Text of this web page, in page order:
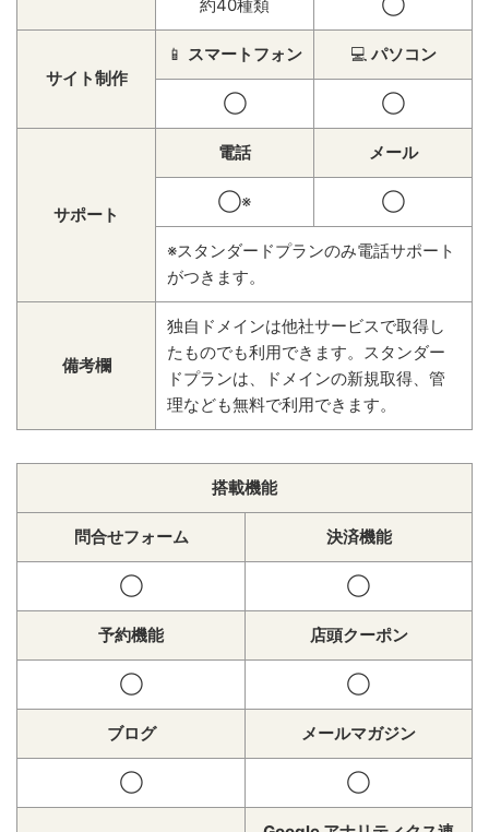
約40種類 ◯
サイト制作
📱 スマートフォン 💻 パソコン
◯ ◯
サポート
電話 メール
◯※ ◯
※スタンダードプランのみ電話サポート
がつきます。
備考欄
独自ドメインは他社サービスで取得し
たものでも利用できます。スタンダー
ドプランは、ドメインの新規取得、管
理なども無料で利用できます。
搭載機能
問合せフォーム 決済機能
◯ ◯
予約機能 店頭クーポン
◯ ◯
ブログ メールマガジン
◯ ◯